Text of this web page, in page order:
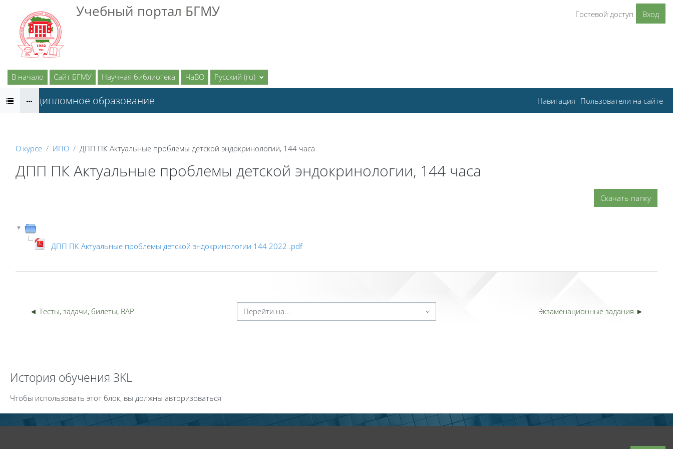
Перейти к основному содержаниюУчебный портал БГМУ
В начало Сайт БГМУ Научная библиотека ЧаВО Русский ‎(ru)‎
Гостевой доступ Вход
Последипломное образование
О курсе ИПО ДПП ПК Актуальные проблемы детской эндокринологии, 144 часа
ДПП ПК Актуальные проблемы детской эндокринологии, 144 часа
Скачать папку
ДПП ПК Актуальные проблемы детской эндокринологии 144 2022 .pdf
◄ Тесты, задачи, билеты, ВАР Перейти на... Экзаменационные задания ►
Навигация Пользователи на сайте
История обучения 3KL
Чтобы использовать этот блок, вы должны авторизоваться